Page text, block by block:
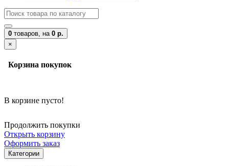
0 товаров, на 0 р.
×
Корзина покупок
В корзине пусто!
Продолжить покупки
Открыть корзину
Оформить заказ
Категории